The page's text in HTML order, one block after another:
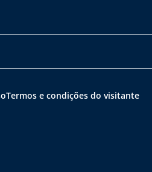
Termos e condições do visitante